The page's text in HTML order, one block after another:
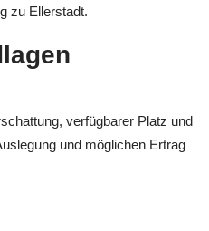
zu Ellerstadt.
verfügbarer Platz und
und möglichen Ertrag